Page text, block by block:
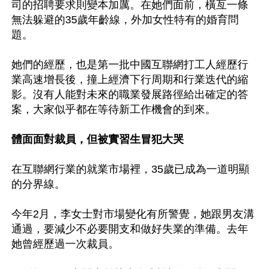
司的招聘要求則變本加厲。在她們面前，橫亙一條
無法躲避的35歲年齡線，外加女性特有的婚育問
題。
她們的經歷，也是第一批中國互聯網打工人經歷行
業高速增長後，撞上經濟下行周期和行業迭代的縮
影。沒有人能對未來的職業發展路徑給出確定的答
案，大家似乎都在等待新工作機會的到來。
體面面對裁員，但被實習生冒犯大哭
在互聯網行業的就業市場裡，35歲已成為一道明顯
的分界線。
今年2月，李女士對市場變化有所警覺，她跟男友溝
通過，要減少不必要開支和做好失業的準備。去年
她曾經歷過一次裁員。